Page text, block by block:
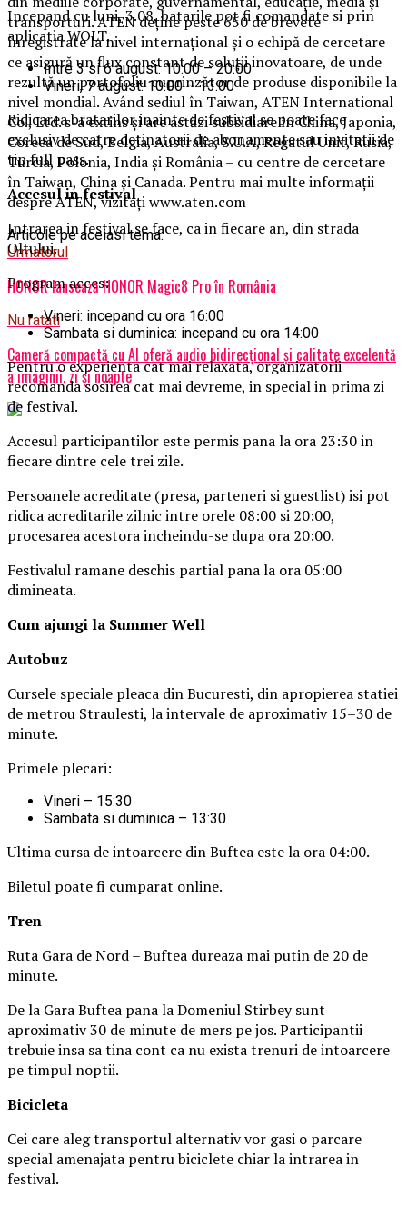
transporturi. ATEN deține peste 650 de brevete
înregistrate la nivel internațional și o echipă de cercetare
ce asigură un flux constant de soluții inovatoare, de unde
rezultă un portofoliu cuprinzător de produse disponibile la
nivel mondial. Având sediul în Taiwan, ATEN International
Co., Ltd. s-a extins și are astăzi subsidiare în China, Japonia,
Coreea de Sud, Belgia, Australia, S.U.A, Regatul Unit, Rusia,
Turcia, Polonia, India și România – cu centre de cercetare
în Taiwan, China și Canada. Pentru mai multe informații
despre ATEN, vizitați www.aten.com
Articole pe aceiasi tema:
Urmatorul
HONOR lansează HONOR Magic8 Pro în România
Nu ratati
Cameră compactă cu AI oferă audio bidirecțional și calitate excelentă
a imaginii, zi și noapte
Incepand cu luni, 3.08, batarile pot fi comandate si prin
aplicatia WOLT.
Intre 3 si 6 august: 10:00 – 20:00
Vineri, 7 august: 10:00 – 13:00
Ridicarea bratarilor inainte de festival se poate face
exclusiv de catre detinatorii de abonamente sau invitatii de
tip full pass.
Accesul in festival
Intrarea in festival se face, ca in fiecare an, din strada
Oltului.
Program acces:
Vineri: incepand cu ora 16:00
Sambata si duminica: incepand cu ora 14:00
Pentru o experienta cat mai relaxata, organizatorii
recomanda sosirea cat mai devreme, in special in prima zi
de festival.
Accesul participantilor este permis pana la ora 23:30 in
fiecare dintre cele trei zile.
Persoanele acreditate (presa, parteneri si guestlist) isi pot
ridica acreditarile zilnic intre orele 08:00 si 20:00,
procesarea acestora incheindu-se dupa ora 20:00.
Festivalul ramane deschis partial pana la ora 05:00
dimineata.
Cum ajungi la Summer Well
Autobuz
Cursele speciale pleaca din Bucuresti, din apropierea statiei
de metrou Straulesti, la intervale de aproximativ 15–30 de
minute.
Primele plecari:
Vineri – 15:30
Sambata si duminica – 13:30
Ultima cursa de intoarcere din Buftea este la ora 04:00.
Biletul poate fi cumparat online.
Tren
Ruta Gara de Nord – Buftea dureaza mai putin de 20 de
minute.
De la Gara Buftea pana la Domeniul Stirbey sunt
aproximativ 30 de minute de mers pe jos. Participantii
trebuie insa sa tina cont ca nu exista trenuri de intoarcere
pe timpul noptii.
Bicicleta
Cei care aleg transportul alternativ vor gasi o parcare
special amenajata pentru biciclete chiar la intrarea in
festival.